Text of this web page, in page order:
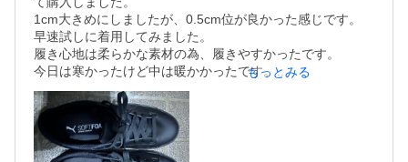
1cm大きめにしましたが、0.5cm位が良かった感じです。
早速試しに着用してみました。
履き心地は柔らかな素材の為、履きやすかったです。
今日は寒かったけど中は暖かかったです。
逆に夏は蒸れそうです。
もっとみる